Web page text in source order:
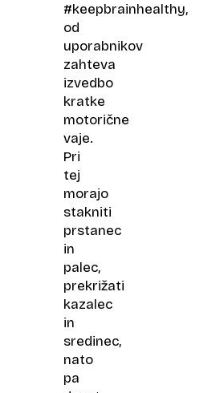
#keepbrainhealthy,
od
uporabnikov
zahteva
izvedbo
kratke
motorične
vaje.
Pri
tej
morajo
stakniti
prstanec
in
palec,
prekrižati
kazalec
in
sredinec,
nato
pa